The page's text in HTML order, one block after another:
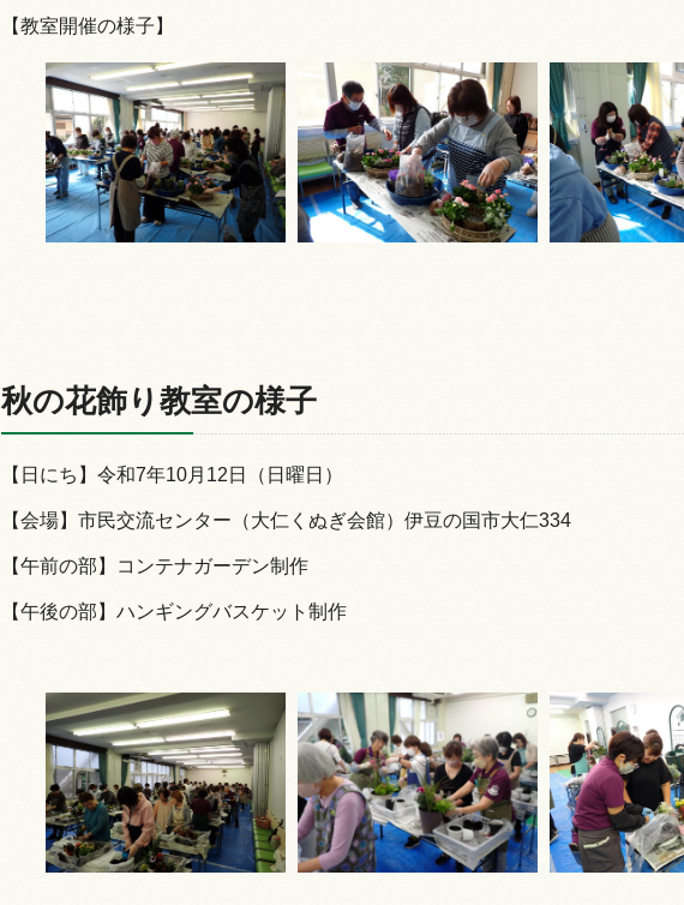
【教室開催の様子】
秋の花飾り教室の様子
【日にち】令和7年10月12日（日曜日）
【会場】市民交流センター（大仁くぬぎ会館）伊豆の国市大仁334
【午前の部】コンテナガーデン制作
【午後の部】ハンギングバスケット制作